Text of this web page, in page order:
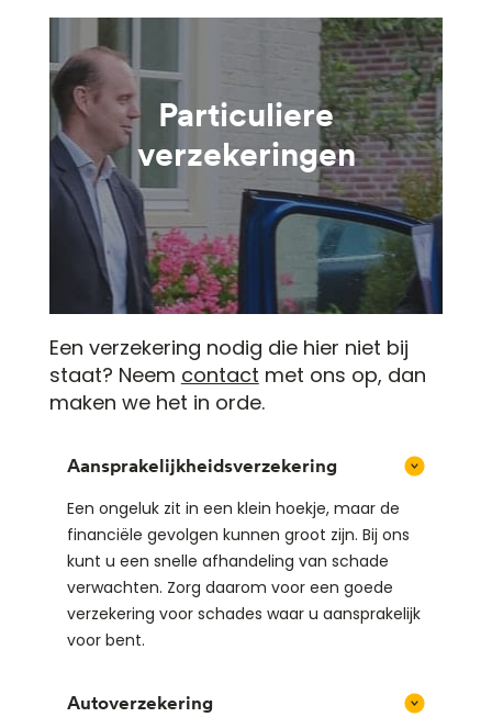
Particuliere
verzekeringen
Een verzekering nodig die hier niet bij
staat? Neem contact met ons op, dan
maken we het in orde.
Aansprakelijkheidsverzekering
Een ongeluk zit in een klein hoekje, maar de
financiële gevolgen kunnen groot zijn. Bij ons
kunt u een snelle afhandeling van schade
verwachten. Zorg daarom voor een goede
verzekering voor schades waar u aansprakelijk
voor bent.
Autoverzekering